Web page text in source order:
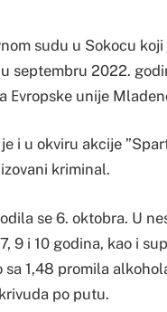
sudu u Sokocu
septembru 2022.
Еvropske unije
i u okviru akcije
kriminal.
se 6. oktobra. U
9 i 10 godina, kao i
1,48 promila
po putu.